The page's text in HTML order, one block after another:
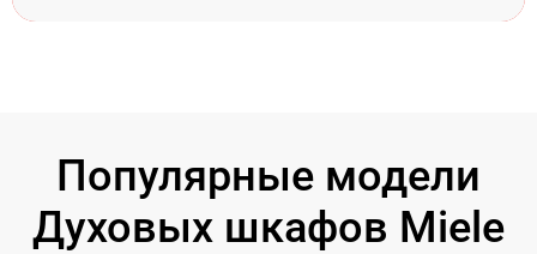
Популярные модели
Духовых шкафов Miele